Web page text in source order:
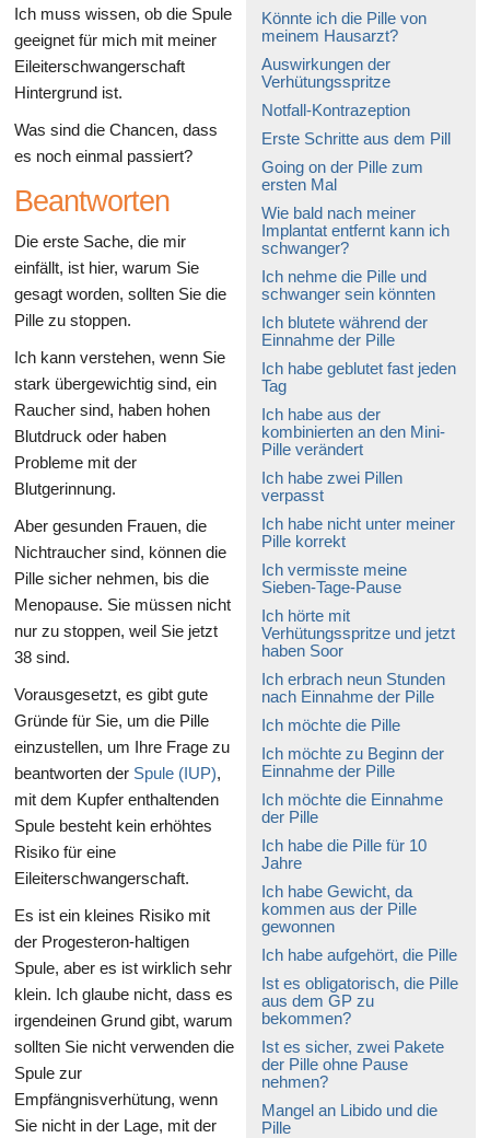
Könnte ich die Pille von
meinem Hausarzt?
Auswirkungen der
Verhütungsspritze
Notfall-Kontrazeption
Erste Schritte aus dem Pill
Going on der Pille zum
ersten Mal
Wie bald nach meiner
Implantat entfernt kann ich
schwanger?
Ich nehme die Pille und
schwanger sein könnten
Ich blutete während der
Einnahme der Pille
Ich habe geblutet fast jeden
Tag
Ich habe aus der
kombinierten an den Mini-
Pille verändert
Ich habe zwei Pillen
verpasst
Ich habe nicht unter meiner
Pille korrekt
Ich vermisste meine
Sieben-Tage-Pause
Ich hörte mit
Verhütungsspritze und jetzt
haben Soor
Ich erbrach neun Stunden
nach Einnahme der Pille
Ich möchte die Pille
Ich möchte zu Beginn der
Einnahme der Pille
Ich möchte die Einnahme
der Pille
Ich habe die Pille für 10
Jahre
Ich habe Gewicht, da
kommen aus der Pille
gewonnen
Ich habe aufgehört, die Pille
Ist es obligatorisch, die Pille
aus dem GP zu
bekommen?
Ist es sicher, zwei Pakete
der Pille ohne Pause
nehmen?
Mangel an Libido und die
Pille
Ich muss wissen, ob die Spule
geeignet für mich mit meiner
Eileiterschwangerschaft
Hintergrund ist.
Was sind die Chancen, dass
es noch einmal passiert?
Beantworten
Die erste Sache, die mir
einfällt, ist hier, warum Sie
gesagt worden, sollten Sie die
Pille zu stoppen.
Ich kann verstehen, wenn Sie
stark übergewichtig sind, ein
Raucher sind, haben hohen
Blutdruck oder haben
Probleme mit der
Blutgerinnung.
Aber gesunden Frauen, die
Nichtraucher sind, können die
Pille sicher nehmen, bis die
Menopause. Sie müssen nicht
nur zu stoppen, weil Sie jetzt
38 sind.
Vorausgesetzt, es gibt gute
Gründe für Sie, um die Pille
einzustellen, um Ihre Frage zu
beantworten der Spule (IUP),
mit dem Kupfer enthaltenden
Spule besteht kein erhöhtes
Risiko für eine
Eileiterschwangerschaft.
Es ist ein kleines Risiko mit
der Progesteron-haltigen
Spule, aber es ist wirklich sehr
klein. Ich glaube nicht, dass es
irgendeinen Grund gibt, warum
sollten Sie nicht verwenden die
Spule zur
Empfängnisverhütung, wenn
Sie nicht in der Lage, mit der